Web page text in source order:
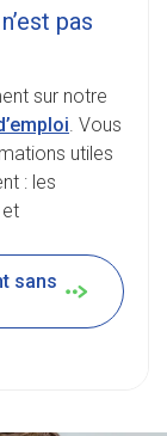
pas
sur notre
. Vous
utiles
: les
sans